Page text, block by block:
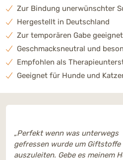
Zur Bindung unerwünschter
Hergestellt in Deutschland
Zur temporären Gabe geeignet
Geschmacksneutral und
Empfohlen als
Geeignet für Hunde und
„Perfekt wenn was unterwegs
gefressen wurde um Giftstoffe
auszuleiten. Gebe es meinem